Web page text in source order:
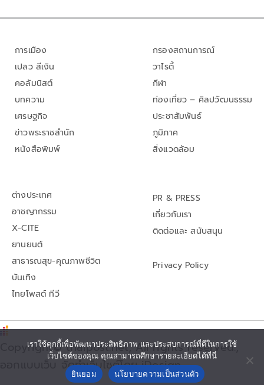
การเมือง
เปลว สีเงิน
คอลัมนิสต์
บทความ
เศรษฐกิจ
ข่าวพระราชสำนัก
หนังสือพิมพ์
กรองสถานการณ์
วาไรตี้
กีฬา
ท่องเที่ยว – ศิลปวัฒนธรรม
ประชาสัมพันธ์
ภูมิภาค
สิ่งแวดล้อม
ต่างประเทศ
อาชญากรรม
X-CITE
ยานยนต์
สาธารณสุข-คุณภาพชีวิต
บันเทิง
ไทยโพสต์ ทีวี
PR & PRESS
เกี่ยวกับเรา
ติดต่อและ สนับสนุน
Privacy Policy
Copyright© thaipost.net, All rights reserved.,
ออกแบบเว็บ จัดทำเว็บไซต์โดย iDesign
เราใช้คุกกี้เพื่อพัฒนาประสิทธิภาพ และประสบการณ์ที่ดีในการใช้
เว็บไซต์ของคุณ คุณสามารถศึกษารายละเอียดได้ที่นี่
ยินยอม
นโยบายความเป็นส่วนตัว